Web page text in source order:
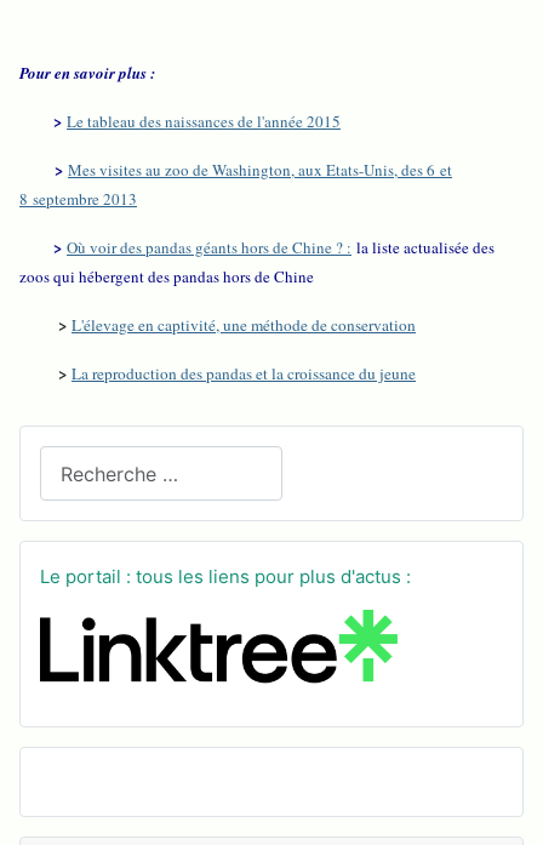
Le portail : tous les liens pour plus d'actus :
Pour en savoir plus :
> Le tableau des naissances de l'année 2015
> Mes visites au zoo de Washington, aux Etats-Unis, des 6 et
8 septembre 2013
> Où voir des pandas géants hors de Chine ? : la liste actualisée des
zoos qui hébergent des pandas hors de Chine
> L'élevage en captivité, une méthode de conservation
> La reproduction des pandas et la croissance du jeune